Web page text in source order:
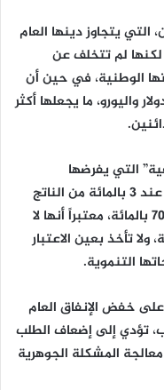
، التي يتجاوز دينها العام
لكنها لم تتخلف عن
الوطنية، في حين أن
واليورو، ما يجعلها أكثر
التي يفرضها
الصندوق، من بينها سقف العجز المحدد عند 3 بالمائة من الناتج
المحلي الإجمالي، وحد الدين العام عند 70 بالمائة، معتبراً أنها لا
تأخذ بعين الاعتبار
التنموية.
خفض الإنفاق العام
تؤدي إلى إضعاف الطلب
المشكلة الجوهرية